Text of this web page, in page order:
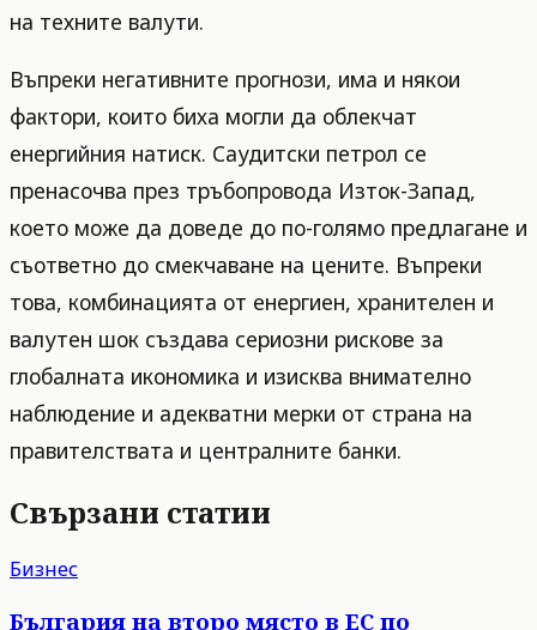
на техните валути.
Въпреки негативните прогнози, има и някои
фактори, които биха могли да облекчат
енергийния натиск. Саудитски петрол се
пренасочва през тръбопровода Изток-Запад,
което може да доведе до по-голямо предлагане и
съответно до смекчаване на цените. Въпреки
това, комбинацията от енергиен, хранителен и
валутен шок създава сериозни рискове за
глобалната икономика и изисква внимателно
наблюдение и адекватни мерки от страна на
правителствата и централните банки.
Свързани статии
Бизнес
България на второ място в ЕС по